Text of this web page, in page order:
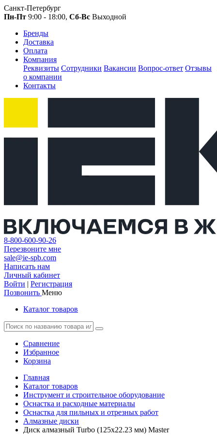
Санкт-Петербург
Пн-Пт 9:00 - 18:00, Сб-Вс Выходной
Бренды
Доставка
Оплата
Компания
Реквизиты Сотрудники Вакансии Вопрос-ответ Отзывы
о компании
Контакты
8-800-600-90-26
Перезвоните мне
sale@ie-spb.com
Написать нам
Личный кабинет
Войти | Регистрация
Позвонить Меню
Каталог товаров
Сравнение
Избранное
Корзина
Главная
Каталог товаров
Инструмент и строительное оборудование
Оснастка и расходные материалы
Оснастка для пильных и отрезных работ
Алмазные диски
Диск алмазный Turbo (125х22.23 мм) Master